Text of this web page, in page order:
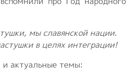
мы славянской нации.
в целях интеграции!
и актуальные темы: